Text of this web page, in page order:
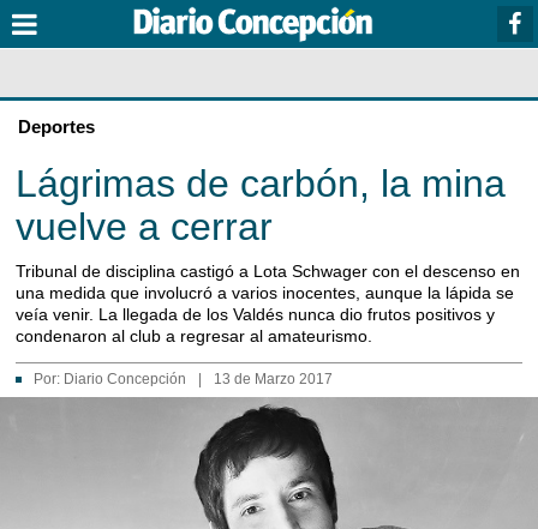
Deportes
Lágrimas de carbón, la mina
vuelve a cerrar
Tribunal de disciplina castigó a Lota Schwager con el descenso en
una medida que involucró a varios inocentes, aunque la lápida se
veía venir. La llegada de los Valdés nunca dio frutos positivos y
condenaron al club a regresar al amateurismo.
Por: Diario Concepción 13 de Marzo 2017